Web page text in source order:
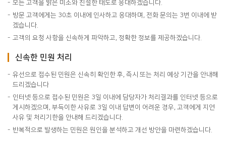
모든 고객을 밝은 미소와 친절한 태도로 응대하겠습니다.
방문 고객에게는 30초 이내에 인사하고 응대하며, 전화 문의는 3번 이내에 받
겠습니다.
고객의 요청 사항을 신속하게 파악하고, 정확한 정보를 제공하겠습니다.
신속한 민원 처리
유선으로 접수된 민원은 신속히 확인한 후, 즉시 또는 처리 예상 기간을 안내해
드리겠습니다
인터넷 등으로 접수된 민원은 3일 이내에 담당자가 처리결과를 인터넷 등으로
게시하겠으며, 부득이한 사유로 3일 이내 답변이 어려운 경우, 고객에게 지연
사유 및 처리기한을 안내해 드리겠습니다.
반복적으로 발생하는 민원은 원인을 분석하고 개선 방안을 마련하겠습니다.